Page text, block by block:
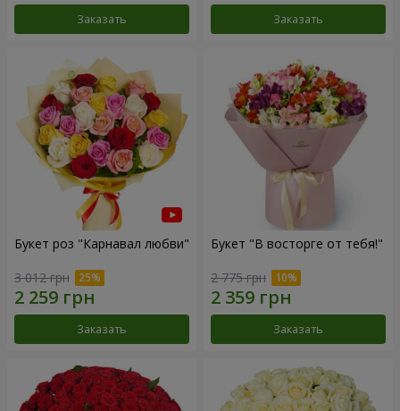
Заказать Заказать
Букет роз "Карнавал любви"
3 012 грн
Заказать
Букет "В восторге от тебя!"
2 775 грн
Заказать